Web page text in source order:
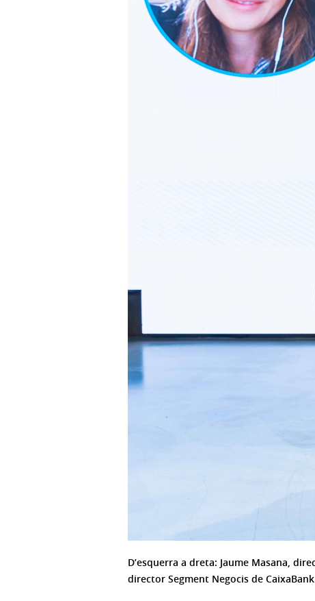
D’esquerra a dreta: Jaume Masana,
director Segment Negocis de